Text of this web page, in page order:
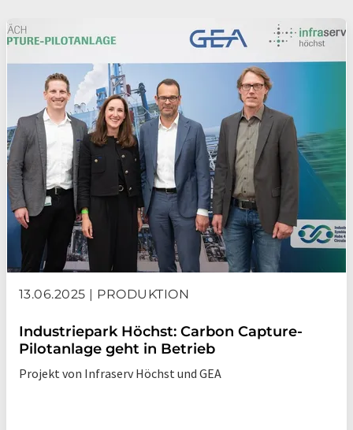
13.06.2025 | PRODUKTION
Industriepark Höchst: Carbon Capture-
Pilotanlage geht in Betrieb
Projekt von Infraserv Höchst und GEA